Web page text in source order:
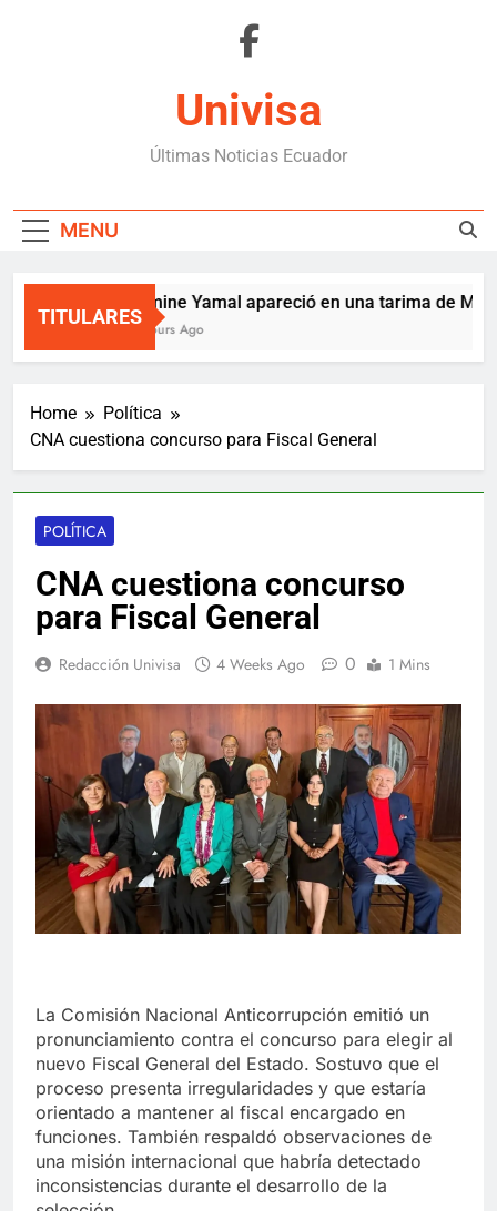
Univisa
Últimas Noticias Ecuador
MENU
TITULARES
Lamine Yamal apareció en una tarima de
7 Hours Ago
Home
Política
CNA cuestiona concurso para Fiscal General
POLÍTICA
CNA cuestiona concurso
para Fiscal General
Redacción Univisa 4 Weeks Ago 0 1 Mins
La Comisión Nacional Anticorrupción emitió un
pronunciamiento contra el concurso para elegir al
nuevo Fiscal General del Estado. Sostuvo que el
proceso presenta irregularidades y que estaría
orientado a mantener al fiscal encargado en
funciones. También respaldó observaciones de
una misión internacional que habría detectado
inconsistencias durante el desarrollo de la